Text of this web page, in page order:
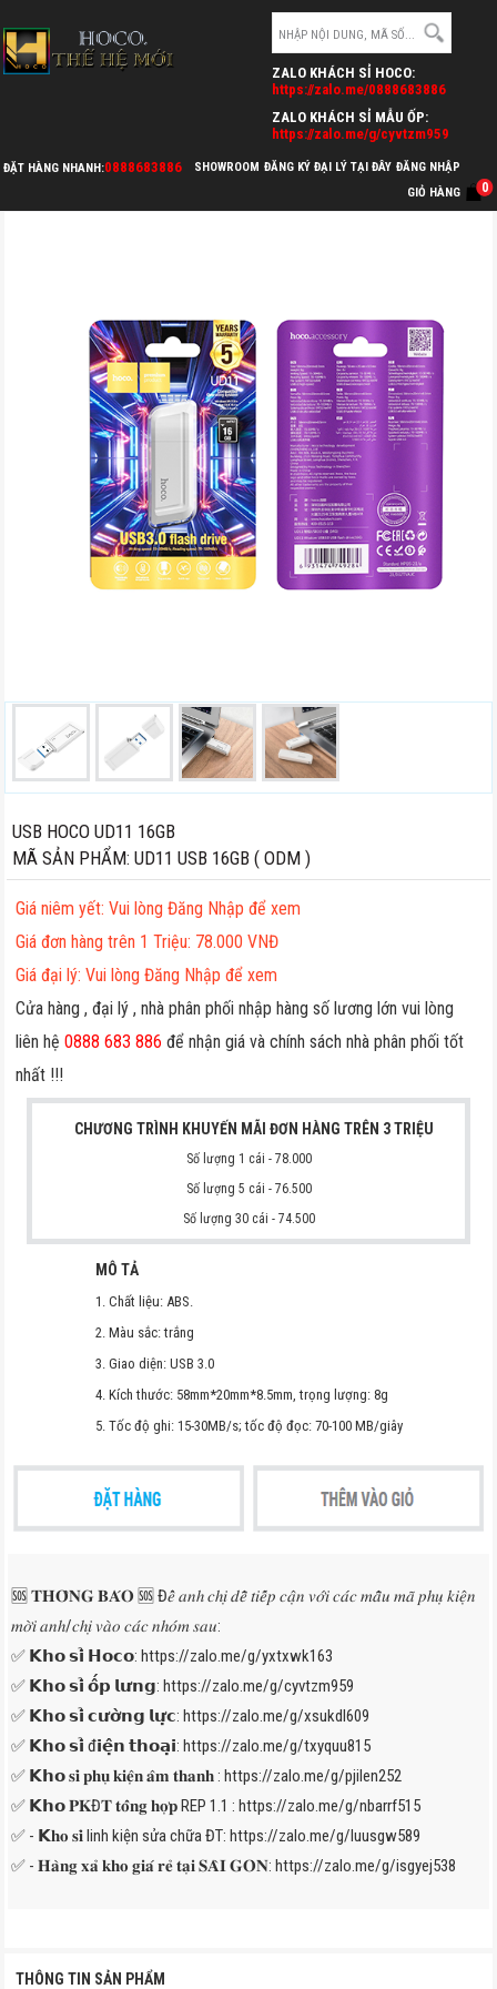
ZALO KHÁCH SỈ HOCO:
https://zalo.me/0888683886
ZALO KHÁCH SỈ MẪU ỐP:
https://zalo.me/g/cyvtzm959
ĐẶT HÀNG NHANH:0888683886 SHOWROOM ĐĂNG KÝ ĐẠI LÝ TẠI ĐÂY ĐĂNG NHẬP
GIỎ HÀNG
0
USB HOCO UD11 16GB
MÃ SẢN PHẨM:UD11 USB 16GB ( ODM )
Giá niêm yết:Vui lòng Đăng Nhập để xem
Giá đơn hàng trên 1 Triệu: 78.000 VNĐ
Giá đại lý: Vui lòng Đăng Nhập để xem
Cửa hàng , đại lý , nhà phân phối nhập hàng số lương lớn vui lòng
liên hệ0888 683 886 để nhận giá và chính sách nhà phân phối tốt
nhất !!!
CHƯƠNG TRÌNH KHUYẾN MÃI ĐƠN HÀNG TRÊN 3 TRIỆU
Số lượng 1 cái - 78.000
Số lượng 5 cái - 76.500
Số lượng 30 cái - 74.500
MÔ TẢ
1. Chất liệu: ABS.
2. Màu sắc: trắng
3. Giao diện: USB 3.0
4. Kích thước: 58mm*20mm*8.5mm, trọng lượng: 8g
5. Tốc độ ghi: 15-30MB/s; tốc độ đọc: 70-100 MB/giây
🆘 𝐓𝐇𝐎̂𝐍𝐆 𝐁𝐀́𝐎 🆘 Đ𝑒̂̉ 𝑎𝑛ℎ 𝑐ℎ𝑖̣ 𝑑𝑒̂̃ 𝑡𝑖𝑒̂́𝑝 𝑐𝑎̣̂𝑛 𝑣𝑜̛́𝑖 𝑐𝑎́𝑐 𝑚𝑎̂̃𝑢 𝑚𝑎̃ 𝑝ℎ𝑢̣ 𝑘𝑖𝑒̣̂𝑛
𝑚𝑜̛̀𝑖 𝑎𝑛ℎ/𝑐ℎ𝑖̣ 𝑣𝑎̀𝑜 𝑐𝑎́𝑐 𝑛ℎ𝑜́𝑚 𝑠𝑎𝑢:
✅ 𝗞𝗵𝗼 𝘀𝗶̉ 𝗛𝗼𝗰𝗼:https://zalo.me/g/yxtxwk163
✅ 𝗞𝗵𝗼 𝘀𝗶̉ 𝗼̂́𝗽 𝗹𝘂̛𝗻𝗴:https://zalo.me/g/cyvtzm959
✅ 𝗞𝗵𝗼 𝘀𝗶̉ 𝗰𝘂̛𝗼̛̀𝗻𝗴 𝗹𝘂̛̣𝗰:https://zalo.me/g/xsukdl609
✅ 𝗞𝗵𝗼 𝘀𝗶̉ đ𝗶𝗲̣̂𝗻 𝘁𝗵𝗼𝗮̣𝗶:https://zalo.me/g/txyquu815
✅ 𝗞𝗵𝗼 𝐬𝐢̉ 𝐩𝐡𝐮̣ 𝐤𝐢𝐞̣̂𝐧 𝐚̂𝐦 𝐭𝐡𝐚𝐧𝐡 :https://zalo.me/g/pjilen252
✅ 𝗞𝗵𝗼 𝐏𝐊Đ𝐓 𝐭𝐨̂̉𝐧𝐠 𝐡𝐨̛̣𝐩 REP 1.1 :https://zalo.me/g/nbarrf515
✅ - 𝗞𝐡𝐨 𝐬𝐢̉ linh kiện sửa chữa ĐT:https://zalo.me/g/luusgw589
✅ - 𝐇𝐚̀𝐧𝐠 𝐱𝐚̉ 𝐤𝐡𝐨 𝐠𝐢𝐚́ 𝐫𝐞̉ 𝐭𝐚̣𝐢 𝐒𝐀̀𝐈 𝐆𝐎̀𝐍:https://zalo.me/g/isgyej538
THÔNG TIN SẢN PHẨM